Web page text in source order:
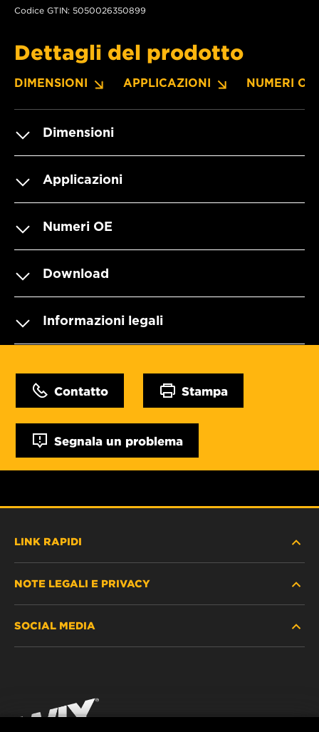
Codice GTIN: 5050026350899
Dettagli del prodotto
DIMENSIONI APPLICAZIONI NUMERI OE
Dimensioni
Applicazioni
Numeri OE
Download
Informazioni legali
Contatto Stampa
Segnala un problema
LINK RAPIDI
DOVE ACQUISTARE
CONTATTACI
NOTE LEGALI E PRIVACY
IMPRESSUM
SOCIAL MEDIA
YouTube